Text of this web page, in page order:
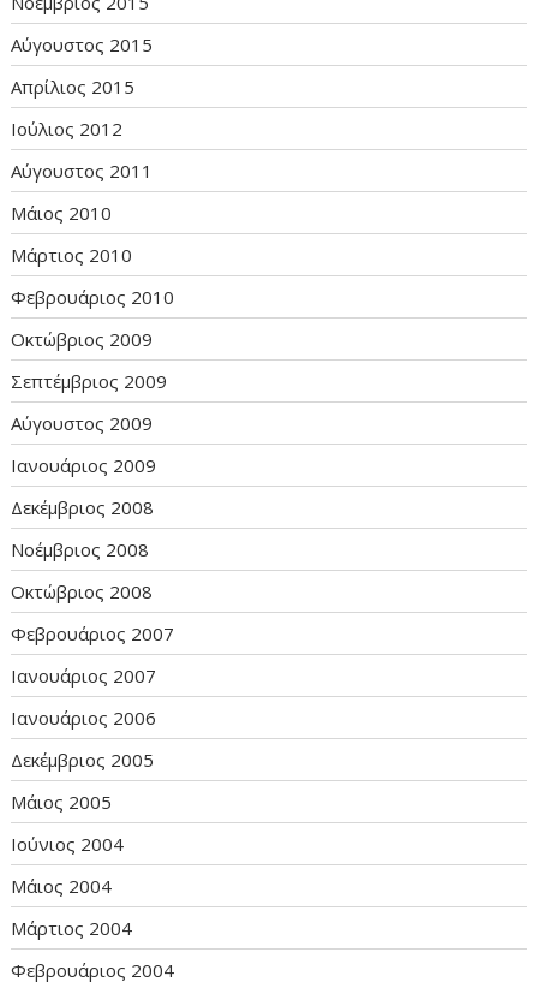
Αύγουστος 2015
Απρίλιος 2015
Ιούλιος 2012
Αύγουστος 2011
Μάιος 2010
Μάρτιος 2010
Φεβρουάριος 2010
Οκτώβριος 2009
Σεπτέμβριος 2009
Αύγουστος 2009
Ιανουάριος 2009
Δεκέμβριος 2008
Νοέμβριος 2008
Οκτώβριος 2008
Φεβρουάριος 2007
Ιανουάριος 2007
Ιανουάριος 2006
Δεκέμβριος 2005
Μάιος 2005
Ιούνιος 2004
Μάιος 2004
Μάρτιος 2004
Φεβρουάριος 2004